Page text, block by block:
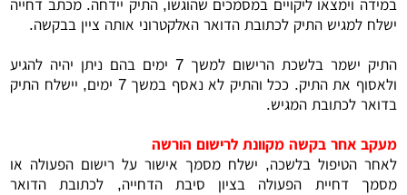
במידה וימצאו ליקויים במסמכים שהוגשו, התיק יידחה. מכתב דחייה
ישלח למגיש התיק לכתובת הדואר האלקטרוני אותה ציין בבקשה.
התיק ישמר בלשכת הרישום למשך 7 ימים בהם ניתן יהיה להגיע
ולאסוף את התיק. ככל והתיק לא נאסף במשך 7 ימים, יישלח התיק
בדואר לכתובת המגיש.
מעקב אחר בקשה מקוונת לרישום הורשה
לאחר הטיפול בלשכה, ישלח מסמך אישור על רישום הפעולה או
מסמך דחיית הפעולה בציון סיבת הדחייה, לכתובת הדואר